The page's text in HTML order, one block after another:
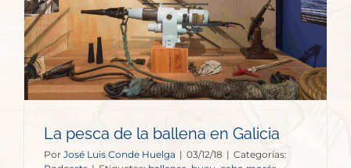
La pesca de la ballena en Galicia
Por José Luis Conde Huelga | 03/12/18 | Categorías: